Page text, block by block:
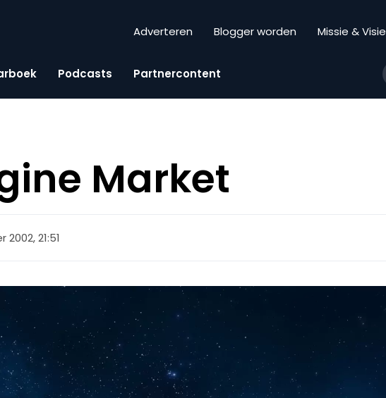
Adverteren Blogger worden Missie & Visie
Podcasts Partnercontent
Market
21:51